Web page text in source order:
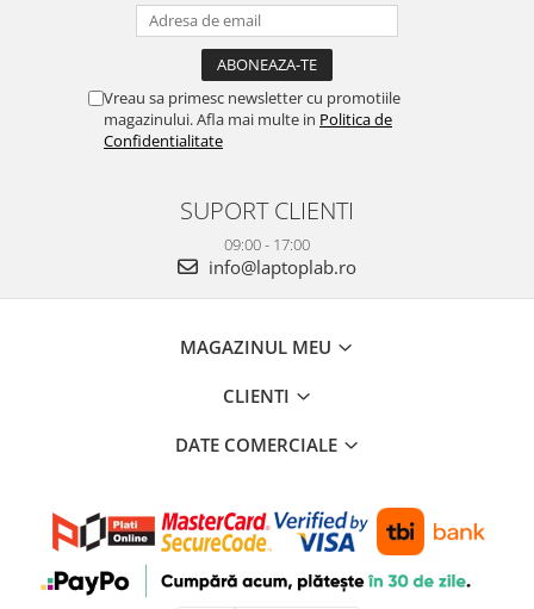
Vreau sa primesc newsletter cu promotiile
magazinului. Afla mai multe in Politica de
Confidentialitate
SUPORT CLIENTI
09:00 - 17:00
info@laptoplab.ro
MAGAZINUL MEU
CLIENTI
DATE COMERCIALE